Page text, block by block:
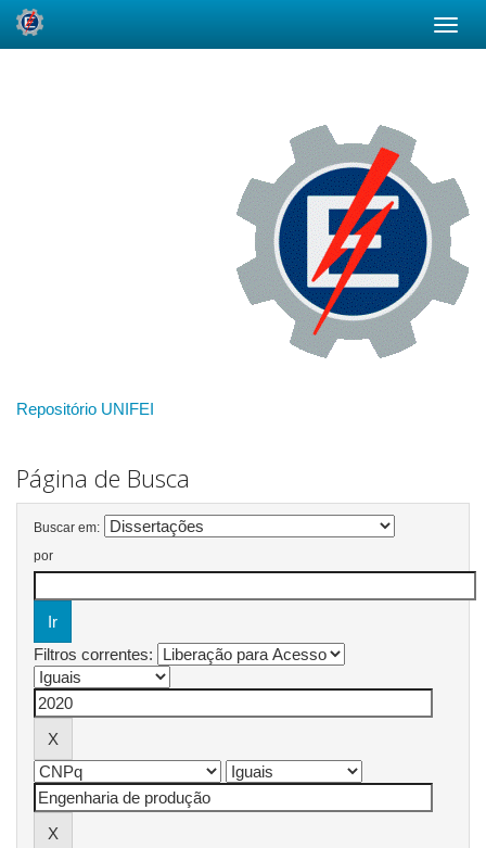
Repositório UNIFEI
Página de Busca
Buscar em:
por
Filtros correntes: